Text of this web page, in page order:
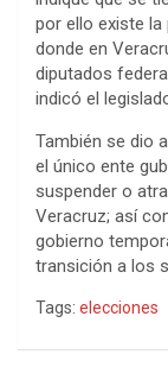
por ello existe la
donde en
diputados
indicó el
También se dio
el único ente
suspender o
Veracruz; así
gobierno
transición a los
Tags: elecciones